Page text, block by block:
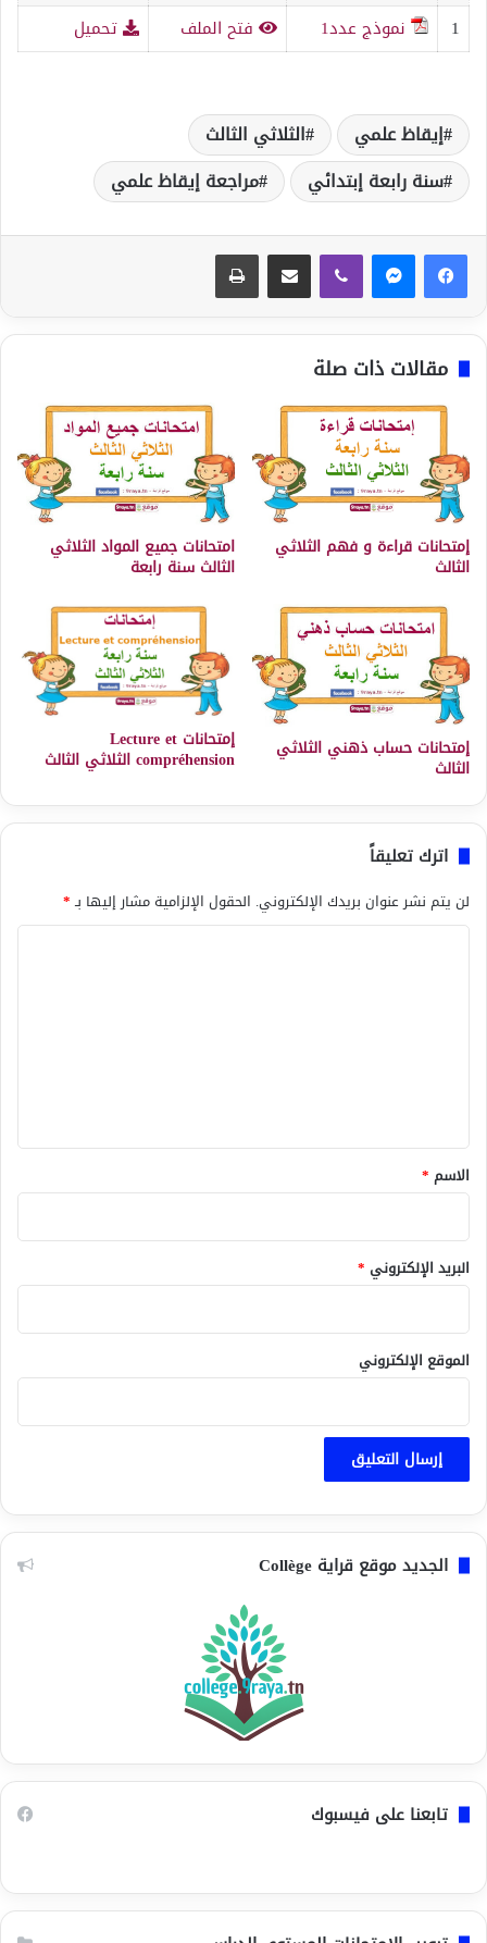
1
نموذج عدد1 فتح الملف تحميل
إيقاظ علمي
الثلاثي الثالث
سنة رابعة إبتدائي
مراجعة إيقاظ علمي
مقالات ذات صلة
إمتحانات قراءة و فهم الثلاثي
الثالث
امتحانات جميع المواد الثلاثي
الثالث سنة رابعة
إمتحانات حساب ذهني الثلاثي
الثالث
إمتحانات Lecture et
compréhension الثلاثي الثالث
اترك تعليقاً
لن يتم نشر عنوان بريدك الإلكتروني. الحقول الإلزامية مشار إليها بـ*
*
الاسم *
البريد الإلكتروني *
الموقع الإلكتروني
الجديد موقع قراية Collège
تابعنا على فيسبوك